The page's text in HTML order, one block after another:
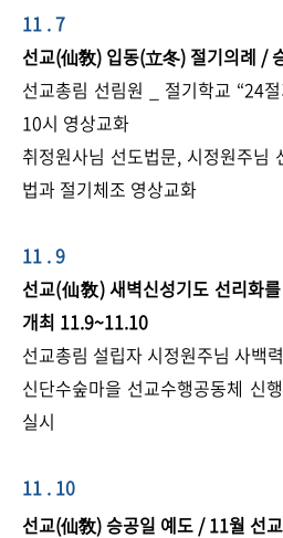
11 . 7
선교(仙敎) 입동(立冬) 절기의례 /
선교총림 선림원 _ 절기학교 “24
10시 영상교화
취정원사님 선도법문, 시정원주님
법과 절기체조 영상교화
11 . 9
선교(仙敎) 새벽신성기도 선리화
개최 11.9~11.10
선교총림 설립자 시정원주님 사백
신단수숲마을 선교수행공동체 신
실시
11 . 10
선교(仙敎) 승공일 예도 / 11월 선